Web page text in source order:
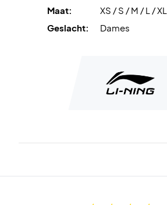
L = M (EU-maat)
XL = L (EU-maat)
Maat:
XS / S / M / L / XL
Geslacht:
Dames